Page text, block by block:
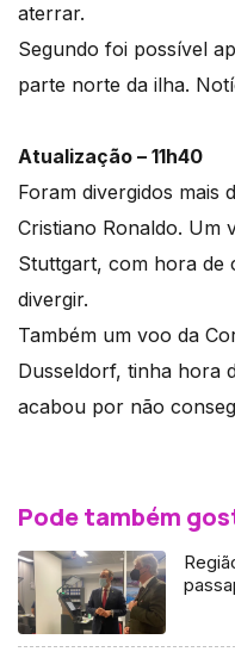
aterrar.
Segundo foi possível
parte norte da ilha.
Atualização – 11h40
Foram divergidos mais
Cristiano Ronaldo. Um
Stuttgart, com hora de
divergir.
Também um voo da
Dusseldorf, tinha hora
acabou por não
Pode também